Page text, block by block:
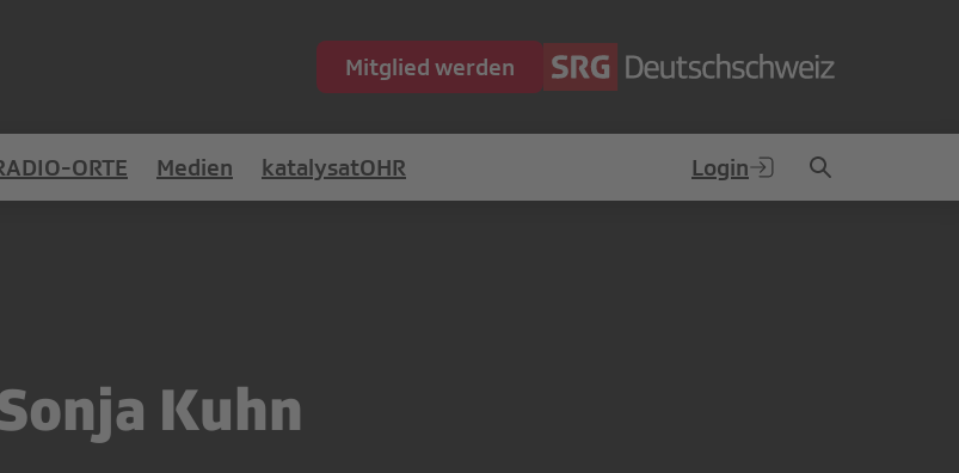
Mitglied werden
ORTE Medien katalysatOHR Login
Kuhn